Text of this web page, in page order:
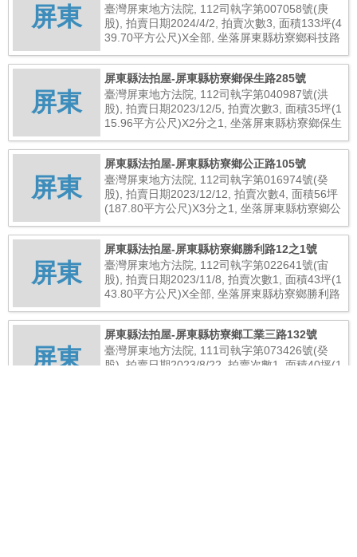
屏東
臺灣屏東地方法院, 112司執字第007058號(庚
股), 拍賣日期2024/4/2, 拍賣次數3, 面積133坪(4
39.70平方公尺)X全部, 坐落屏東縣枋寮鄉科技路
屏東
屏東縣法拍屋-屏東縣枋寮鄉保生路285號
臺灣屏東地方法院, 112司執字第040987號(洪
股), 拍賣日期2023/12/5, 拍賣次數3, 面積35坪(1
15.96平方公尺)X2分之1, 坐落屏東縣枋寮鄉保生
屏東
屏東縣法拍屋-屏東縣枋寮鄉公正路105號
臺灣屏東地方法院, 112司執字第016974號(癸
股), 拍賣日期2023/12/12, 拍賣次數4, 面積56坪
(187.80平方公尺)X3分之1, 坐落屏東縣枋寮鄉公
屏東
屏東縣法拍屋-屏東縣枋寮鄉勝利路12之1號
臺灣屏東地方法院, 112司執字第022641號(宙
股), 拍賣日期2023/11/8, 拍賣次數1, 面積43坪(1
43.80平方公尺)X全部, 坐落屏東縣枋寮鄉勝利路
屏東
屏東縣法拍屋-屏東縣枋寮鄉工業三路132號
臺灣屏東地方法院, 111司執字第073426號(癸
股), 拍賣日期2023/8/22, 拍賣次數1, 面積40坪(1